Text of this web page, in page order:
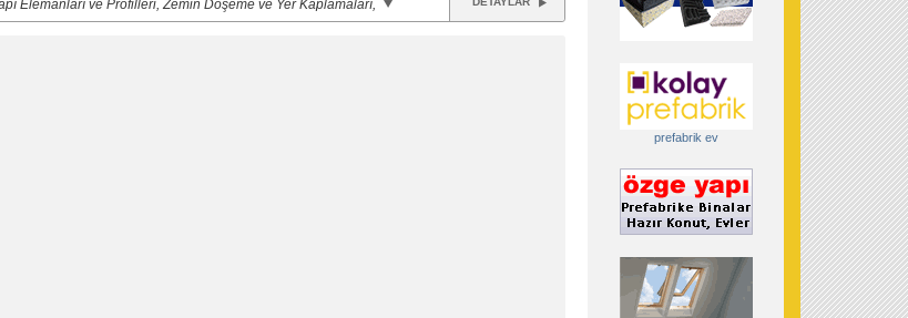
Elemanları ve Profilleri, Zemin Döşeme ve Yer Kaplamaları,
prefabrik ev